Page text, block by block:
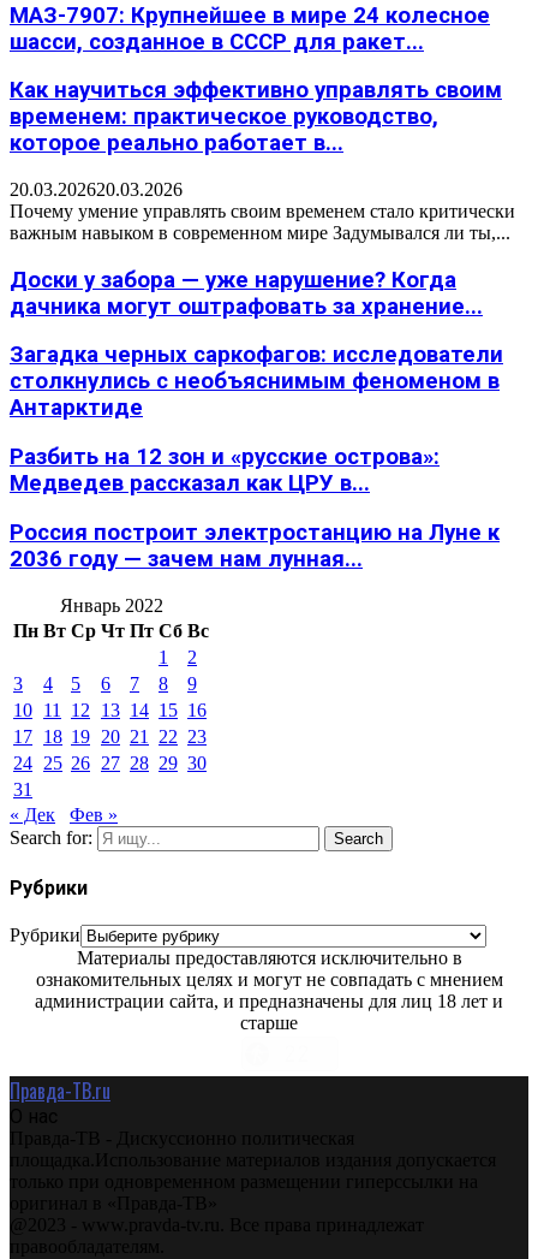
МАЗ-7907: Крупнейшее в мире 24 колесное
шасси, созданное в СССР для ракет...
Как научиться эффективно управлять своим
временем: практическое руководство,
которое реально работает в...
20.03.202620.03.2026
Почему умение управлять своим временем стало критически
важным навыком в современном мире Задумывался ли ты,...
Доски у забора — уже нарушение? Когда
дачника могут оштрафовать за хранение...
Загадка черных саркофагов: исследователи
столкнулись с необъяснимым феноменом в
Антарктиде
Разбить на 12 зон и «русские острова»:
Медведев рассказал как ЦРУ в...
Россия построит электростанцию на Луне к
2036 году — зачем нам лунная...
Январь 2022
Пн Вт Ср Чт Пт Сб Вс
1
2
3
4 5 6 7 8
9
10 11 12 13 14 15 16
17 18 19 20 21 22 23
24 25 26 27 28 29 30
31
« Дек
Фев »
Search for:
Search
Рубрики
Рубрики
Материалы предоставляются исключительно в
ознакомительных целях и могут не совпадать с мнением
администрации сайта, и предназначены для лиц 18 лет и
старше
Правда-ТВ.ru
О нас
Правда-ТВ - Дискуссионно политическая
площадка.Использование материалов издания допускается
только при одновременном размещении гиперссылки на
оригинал в «Правда-ТВ»
@2023 - www.pravda-tv.ru. Все права принадлежат
правообладателям.